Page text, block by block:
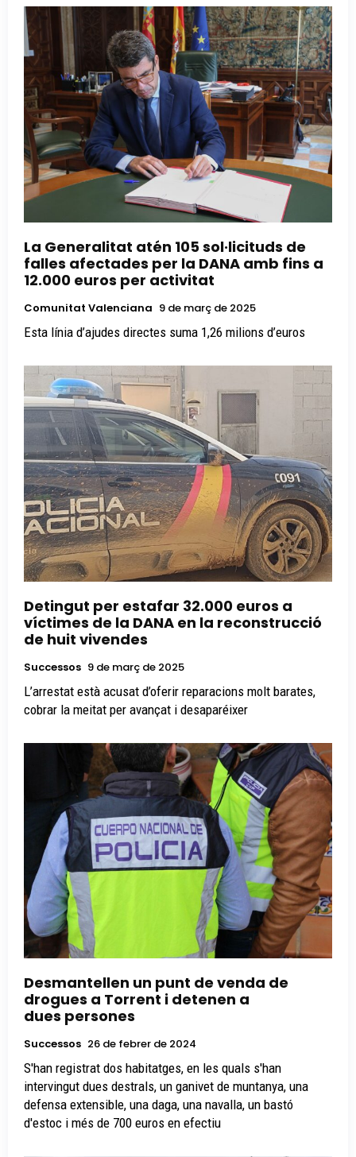
La Generalitat atén 105 sol·licituds de
falles afectades per la DANA amb fins a
12.000 euros per activitat
Comunitat Valenciana 9 de març de 2025
Esta línia d’ajudes directes suma 1,26 milions d’euros
Detingut per estafar 32.000 euros a
víctimes de la DANA en la reconstrucció
de huit vivendes
Successos 9 de març de 2025
L’arrestat està acusat d’oferir reparacions molt barates,
cobrar la meitat per avançat i desaparéixer
Desmantellen un punt de venda de
drogues a Torrent i detenen a
dues persones
Successos 26 de febrer de 2024
S'han registrat dos habitatges, en les quals s'han
intervingut dues destrals, un ganivet de muntanya, una
defensa extensible, una daga, una navalla, un bastó
d'estoc i més de 700 euros en efectiu